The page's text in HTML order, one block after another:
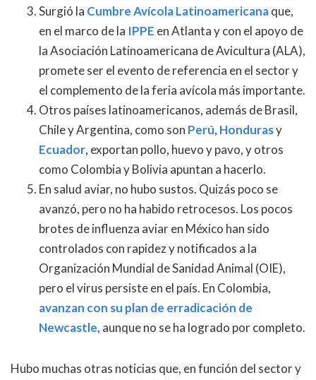
Surgió la Cumbre Avícola Latinoamericanaque,
en el marco de la IPPE en Atlanta y con el apoyo de
la Asociación Latinoamericana de Avicultura (ALA),
promete ser el evento de referencia en el sector y
el complemento de la feria avícola más importante.
Otros países latinoamericanos, además de Brasil,
Chile y Argentina, como son Perú, Hondurasy
Ecuador, exportan pollo, huevo y pavo, y otros
como Colombia y Bolivia apuntan a hacerlo.
En salud aviar, no hubo sustos. Quizás poco se
avanzó, pero no ha habido retrocesos. Los pocos
brotes de influenza aviar en México han sido
controlados con rapidez y notificados a la
Organización Mundial de Sanidad Animal (OIE),
pero el virus persiste en el país. En Colombia,
avanzan con su plan de erradicación de
Newcastle, aunque no se ha logrado por completo.
Hubo muchas otras noticias que, en función del sector y